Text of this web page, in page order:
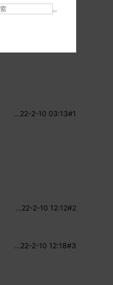
#1
22-2-10 03:13
…
#2
22-2-10 12:12
…
#3
22-2-10 12:18
…